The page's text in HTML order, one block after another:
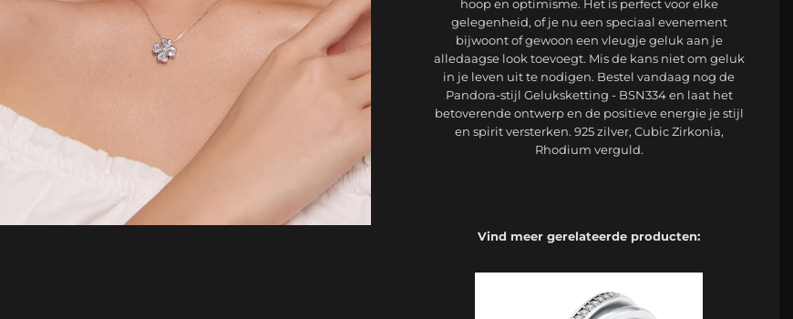
hoop en optimisme. Het is perfect voor elke
gelegenheid, of je nu een speciaal evenement
bijwoont of gewoon een vleugje geluk aan je
alledaagse look toevoegt. Mis de kans niet om geluk
in je leven uit te nodigen. Bestel vandaag nog de
Pandora-stijl Geluksketting - BSN334 en laat het
betoverende ontwerp en de positieve energie je stijl
en spirit versterken. 925 zilver, Cubic Zirkonia,
Rhodium verguld.
Vind meer gerelateerde producten: